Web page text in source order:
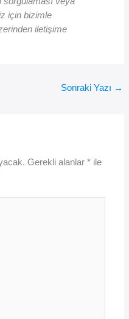
için bizimle
iletişime
Sonraki Yazı →
Gerekli alanlar* ile